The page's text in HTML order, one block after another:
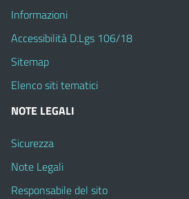
Informazioni
Accessibilità D.Lgs 106/18
Sitemap
Elenco siti tematici
NOTE LEGALI
Sicurezza
Note Legali
Responsabile del sito